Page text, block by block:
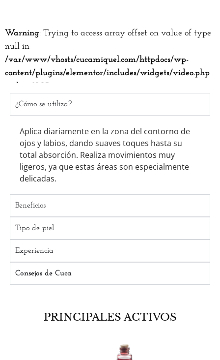
Warning: Trying to access array offset on value of type
null in
/var/www/vhosts/cucamiquel.com/httpdocs/wp-
content/plugins/elementor/includes/widgets/video.php
on line 1203
¿Cómo se utiliza?
Aplica diariamente en la zona del contorno de
ojos y labios, dando suaves toques hasta su
total absorción. Realiza movimientos muy
ligeros, ya que estas áreas son especialmente
delicadas.
Beneficios
Tipo de piel
Experiencia
Consejos de Cuca
PRINCIPALES ACTIVOS